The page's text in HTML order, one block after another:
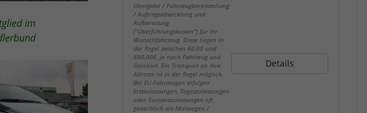
Übergabe / Fahrzeugbereitstellung
/ Auftragsabwicklung und
Aufbereitung
("Überführungskosten") für Ihr
Wunschfahrzeug. Diese liegen in
der Regel zwischen 60,00 und
890,00€, je nach Fahrzeug und
Standort. Ein Transport an Ihre
Adresse ist in der Regel möglich.
Bei EU-Fahrzeugen erfolgen
Erstzulassungen, Tageszulassungen
oder Kurzzeitzulassungen oft
gewerblich als Mietwagen /
Details